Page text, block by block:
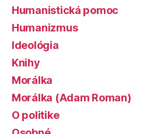
Humanistická pomoc
Humanizmus
Ideológia
Knihy
Morálka
Morálka (Adam Roman)
O politike